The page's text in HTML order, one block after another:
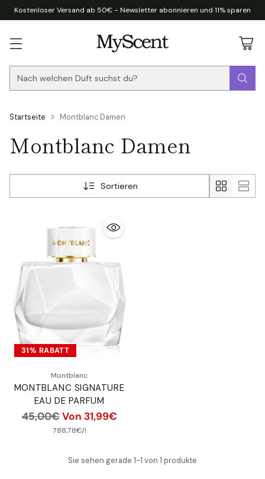
Nach welchen Duft suchst du?
Kostenloser Versand ab 50€ - Newsletter abonnieren und 11% sparen
Startseite Montblanc Damen
Montblanc Damen
Sortieren
31% RABATT
Montblanc
MONTBLANC SIGNATURE
EAU DE PARFUM
Normaler
45,00€ Von 31,99€
Stückpreis
788,78€/
pro l
Sie sehen gerade 1-1 von 1 produkte